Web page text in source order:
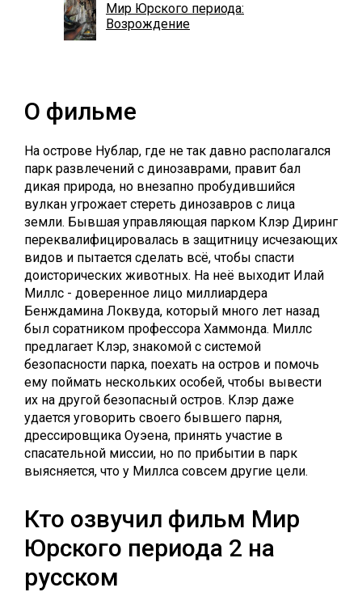
Мир Юрского периода:
Возрождение
О фильме
На острове Нублар, где не так давно располагался
парк развлечений с динозаврами, правит бал
дикая природа, но внезапно пробудившийся
вулкан угрожает стереть динозавров с лица
земли. Бывшая управляющая парком Клэр Диринг
переквалифицировалась в защитницу исчезающих
видов и пытается сделать всё, чтобы спасти
доисторических животных. На неё выходит Илай
Миллс - доверенное лицо миллиардера
Бенждамина Локвуда, который много лет назад
был соратником профессора Хаммонда. Миллс
предлагает Клэр, знакомой с системой
безопасности парка, поехать на остров и помочь
ему поймать нескольких особей, чтобы вывести
их на другой безопасный остров. Клэр даже
удается уговорить своего бывшего парня,
дрессировщика Оуэена, принять участие в
спасательной миссии, но по прибытии в парк
выясняется, что у Миллса совсем другие цели.
Кто озвучил фильм Мир
Юрского периода 2 на
русском